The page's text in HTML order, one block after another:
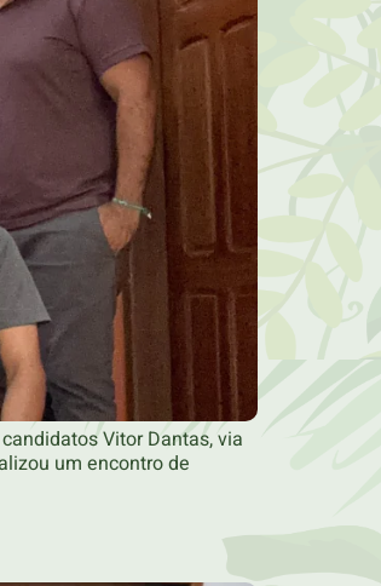
Vitor Dantas, via
um encontro de